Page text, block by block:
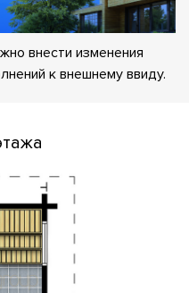
внести изменения
к внешнему ввиду.